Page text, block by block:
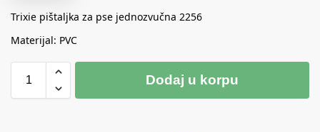
Trixie pištaljka za pse jednozvučna 2256
Materijal: PVC
Dodaj u korpu